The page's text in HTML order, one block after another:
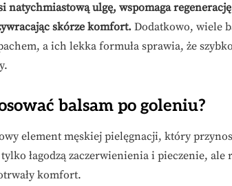
natychmiastową ulgę, wspomaga
skórze komfort. Dodatkowo, wiele
a ich lekka formuła sprawia, że
balsam po goleniu?
element męskiej pielęgnacji, który
łagodzą zaczerwienienia i pieczenie,
komfort.